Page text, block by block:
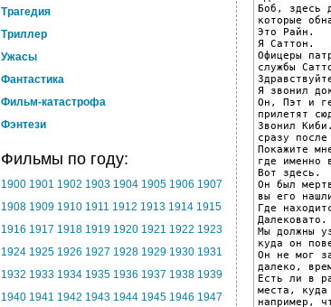
Трагедия
Триллер
Ужасы
Фантастика
Фильм-катастрофа
Фэнтези
Фильмы по году:
1900 1901 1902 1903 1904 1905 1906 1907
1908 1909 1910 1911 1912 1913 1914 1915
1916 1917 1918 1919 1920 1921 1922 1923
1924 1925 1926 1927 1928 1929 1930 1931
1932 1933 1934 1935 1936 1937 1938 1939
1940 1941 1942 1943 1944 1945 1946 1947
Боб, здесь
которые
Это Райн.
Я Саттон.
Офицеры
службы
Я звонил
Он, Пэт и
прилетят
Звонил
сразу
Покажите
где именно
Вот здесь.
Он был
вы его
Где
Далековато.
Мы должны
куда он
Он не мог
далеко,
Есть ли в
места,
например,